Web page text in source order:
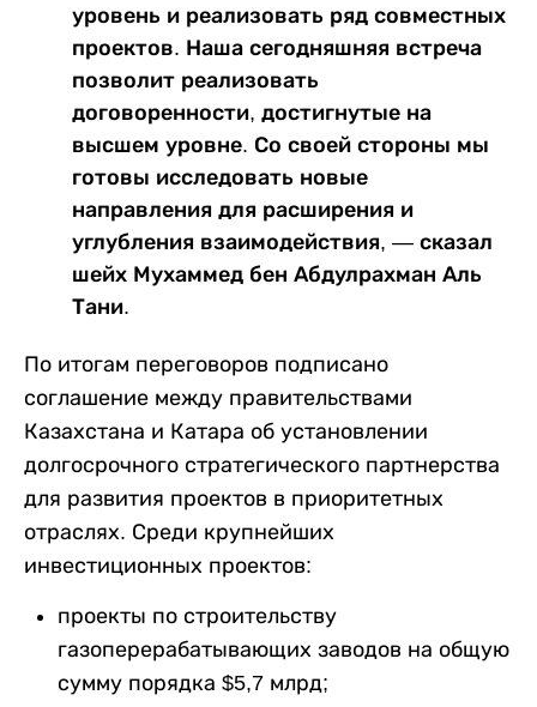
уровень и реализовать ряд совместных
проектов. Наша сегодняшняя встреча
позволит реализовать
договоренности, достигнутые на
высшем уровне. Со своей стороны мы
готовы исследовать новые
направления для расширения и
углубления взаимодействия, — сказал
шейх Мухаммед бен Абдулрахман Аль
Тани.
По итогам переговоров подписано
соглашение между правительствами
Казахстана и Катара об установлении
долгосрочного стратегического партнерства
для развития проектов в приоритетных
отраслях. Среди крупнейших
инвестиционных проектов:
проекты по строительству
газоперерабатывающих заводов на общую
сумму порядка $5,7 млрд;